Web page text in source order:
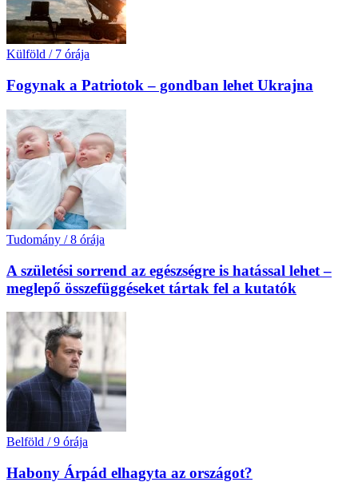
Külföld / 7 órája
Fogynak a Patriotok – gondban lehet Ukrajna
Tudomány / 8 órája
A születési sorrend az egészségre is hatással lehet –
meglepő összefüggéseket tártak fel a kutatók
Belföld / 9 órája
Habony Árpád elhagyta az országot?